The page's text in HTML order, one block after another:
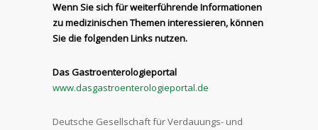
Wenn Sie sich für weiterführende Informationen
zu medizinischen Themen interessieren, können
Sie die folgenden Links nutzen.
Das Gastroenterologieportal
www.dasgastroenterologieportal.de
Deutsche Gesellschaft für Verdauungs- und